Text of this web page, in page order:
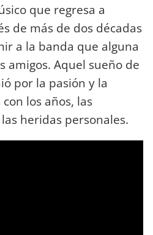
que regresa a
de más de dos décadas
a la banda que alguna
amigos. Aquel sueño de
por la pasión y la
los años, las
heridas personales.